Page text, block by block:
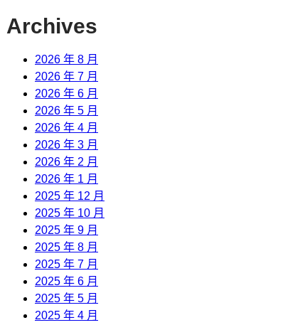
Archives
2026 年 8 月
2026 年 7 月
2026 年 6 月
2026 年 5 月
2026 年 4 月
2026 年 3 月
2026 年 2 月
2026 年 1 月
2025 年 12 月
2025 年 10 月
2025 年 9 月
2025 年 8 月
2025 年 7 月
2025 年 6 月
2025 年 5 月
2025 年 4 月